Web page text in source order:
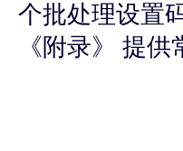
个批处理设置
《附录》 提